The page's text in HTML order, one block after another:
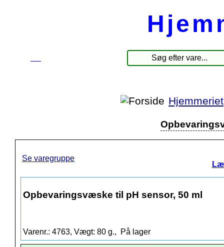
Hjemmeriet
Se varegruppe
Opbevaringsvæske til pH sensor, 50 ml
Varenr.: 4763, Vægt: 80 g., På lager